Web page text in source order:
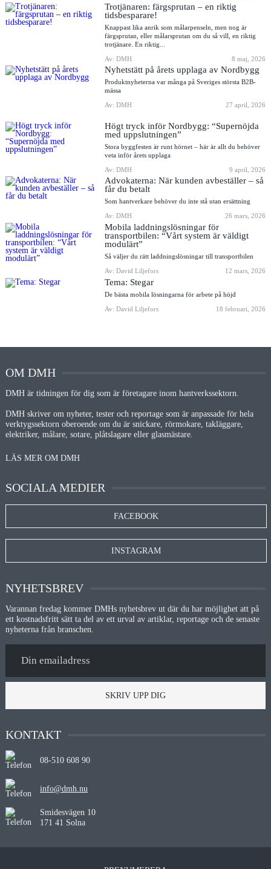
Trotjänaren: färgsprutan – en riktig
tidsbesparare!
Knappast lika anrik som målarpenseln, men nog är
färgsprutan, eller målarsprutan om du så vill, en riktig
trotjänare. En riktig...
Av: DMH
8 maj, 2026
Nyhetstätt på årets upplaga av Nordbygg
Produktnyheterna var många på Sveriges största B2B-
mässa
Av: DMH
27 april, 2026
Högt tryck inför Nordbygg: “Supernöjda
med uppslutningen”
Stora byggfesten är runt hörnet – här är allt du behöver
veta inför årets upplaga
Av: DMH
9 april, 2026
Advokaterna: När kunden avbeställer – så
får du betalt
Som hantverkare behöver du inte stå utan ersättning
Av: DMH
26 mars, 2026
Mobila laddningslösningar för
transportbilen: “Vårt system är väldigt
modulärt”
Så väljer du rätt laddningslösningar till transportbilen
Av: David Liljefors
12 mars, 2026
Tema: Stegar
De bästa mobila lösningarna för arbete på höjd
Av: David Liljefors
18 februari, 2026
OM DMH
DMH är tidningen för dig som är företagare inom hantverkssektorn.
DMH skriver om nyheter, tester och reportage som är anpassade för hela
verktygssektorn oberoende om du är snickare, rörmokare, takläggare,
elektriker, målare, sotare, plåtslagare eller glasmästare.
LÄS MER OM DMH
SOCIALA MEDIER
FACEBOOK
INSTAGRAM
NYHETSBREV
Varannan fredag kommer DMHs nyhetsbrev ut där du har möjlighet att på
ett kostnadsfritt sätt ta del av ett urval av artiklar, reportage och de senaste
nyheterna från branschen.
SKRIV UPP DIG
KONTAKT
08-510 608 90
info@dmh.nu
Smidesvägen 10
171 41 Solna